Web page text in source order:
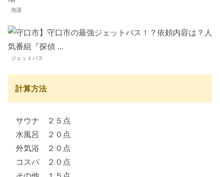
泡湯
ジェットバス
計算方法
サウナ ２５点
水風呂 ２０点
外気浴 ２０点
コスパ ２０点